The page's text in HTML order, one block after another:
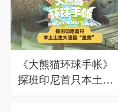
《大熊猫环球手帐》
探班印尼首只本土出